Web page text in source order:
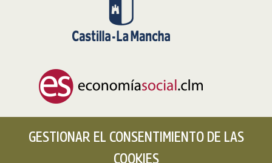
GESTIONAR EL CONSENTIMIENTO DE LAS
COOKIES